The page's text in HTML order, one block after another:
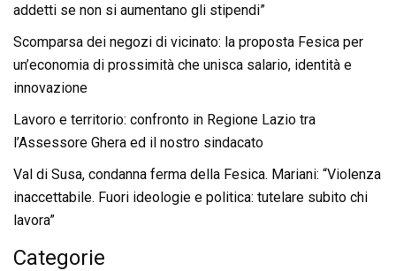
addetti se non si aumentano gli stipendi”
Scomparsa dei negozi di vicinato: la proposta Fesica per
un’economia di prossimità che unisca salario, identità e
innovazione
Lavoro e territorio: confronto in Regione Lazio tra
l’Assessore Ghera ed il nostro sindacato
Val di Susa, condanna ferma della Fesica. Mariani: “Violenza
inaccettabile. Fuori ideologie e politica: tutelare subito chi
lavora”
Categorie